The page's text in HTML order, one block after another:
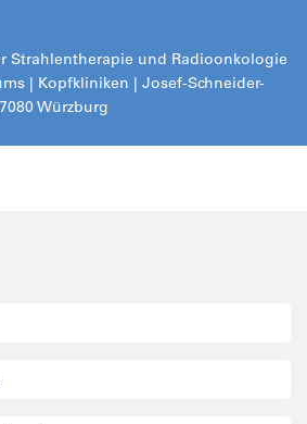
Strahlentherapie und Radioonkologie
| Kopfkliniken | Josef-Schneider-
Würzburg